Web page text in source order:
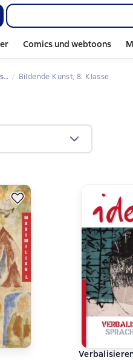
Comics und webtoons
Bildende Kunst, 8. Klasse